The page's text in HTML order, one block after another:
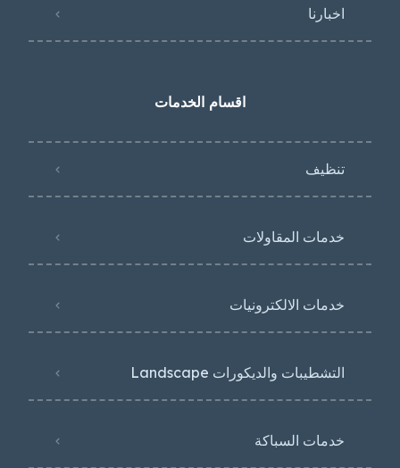
اخبارنا
اقسام الخدمات
تنظيف
خدمات المقاولات
خدمات الالكترونيات
التشطيبات والديكورات Landscape
خدمات السباكة